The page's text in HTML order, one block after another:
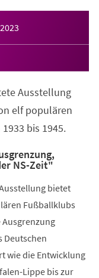
Ausstellung
elf populären
bis 1945.
NS-Zeit"
bietet
Fußballklubs
Ausgrenzung
Deutschen
wie die Entwicklung
Lippe bis zur